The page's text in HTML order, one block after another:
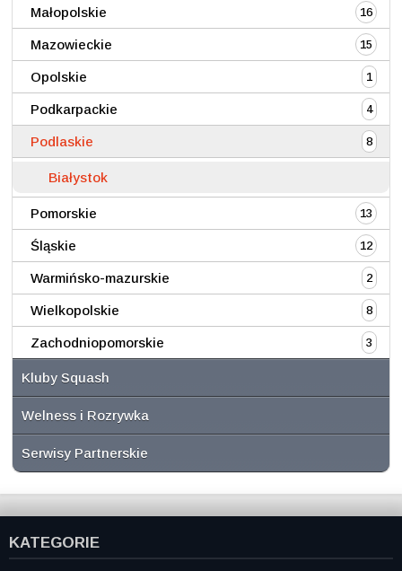
Małopolskie 16
Mazowieckie 15
Opolskie 1
Podkarpackie 4
Podlaskie 8
Białystok
Pomorskie 13
Śląskie 12
Warmińsko-mazurskie 2
Wielkopolskie 8
Zachodniopomorskie 3
Kluby Squash
Welness i Rozrywka
Serwisy Partnerskie
KATEGORIE